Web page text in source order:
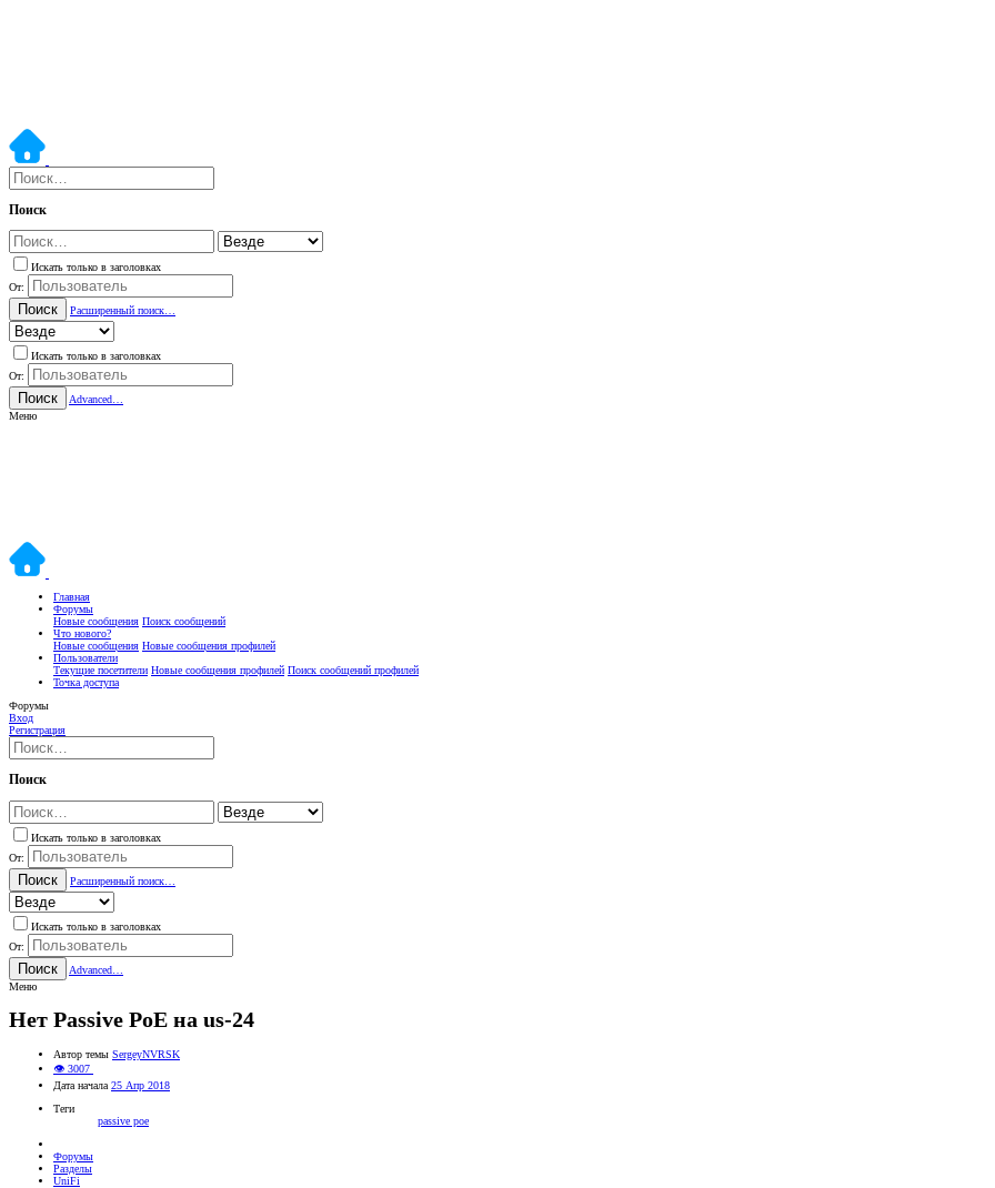
Поиск
Искать только в заголовках
От:
Поиск Расширенный поиск…
Искать только в заголовках
От:
Поиск
Advanced…
Меню
Главная
Форумы
Новые сообщения Поиск сообщений
Что нового?
Новые сообщения Новые сообщения профилей
Пользователи
Текущие посетители Новые сообщения профилей Поиск сообщений профилей
Точка доступа
Форумы
Вход
Регистрация
Поиск
Искать только в заголовках
От:
Поиск Расширенный поиск…
Искать только в заголовках
От:
Поиск
Advanced…
Меню
Нет Passive PoE на us-24
Автор темы SergeyNVRSK
👁 3007
Дата начала 25 Апр 2018
Теги
passive poe
Форумы
Разделы
UniFi